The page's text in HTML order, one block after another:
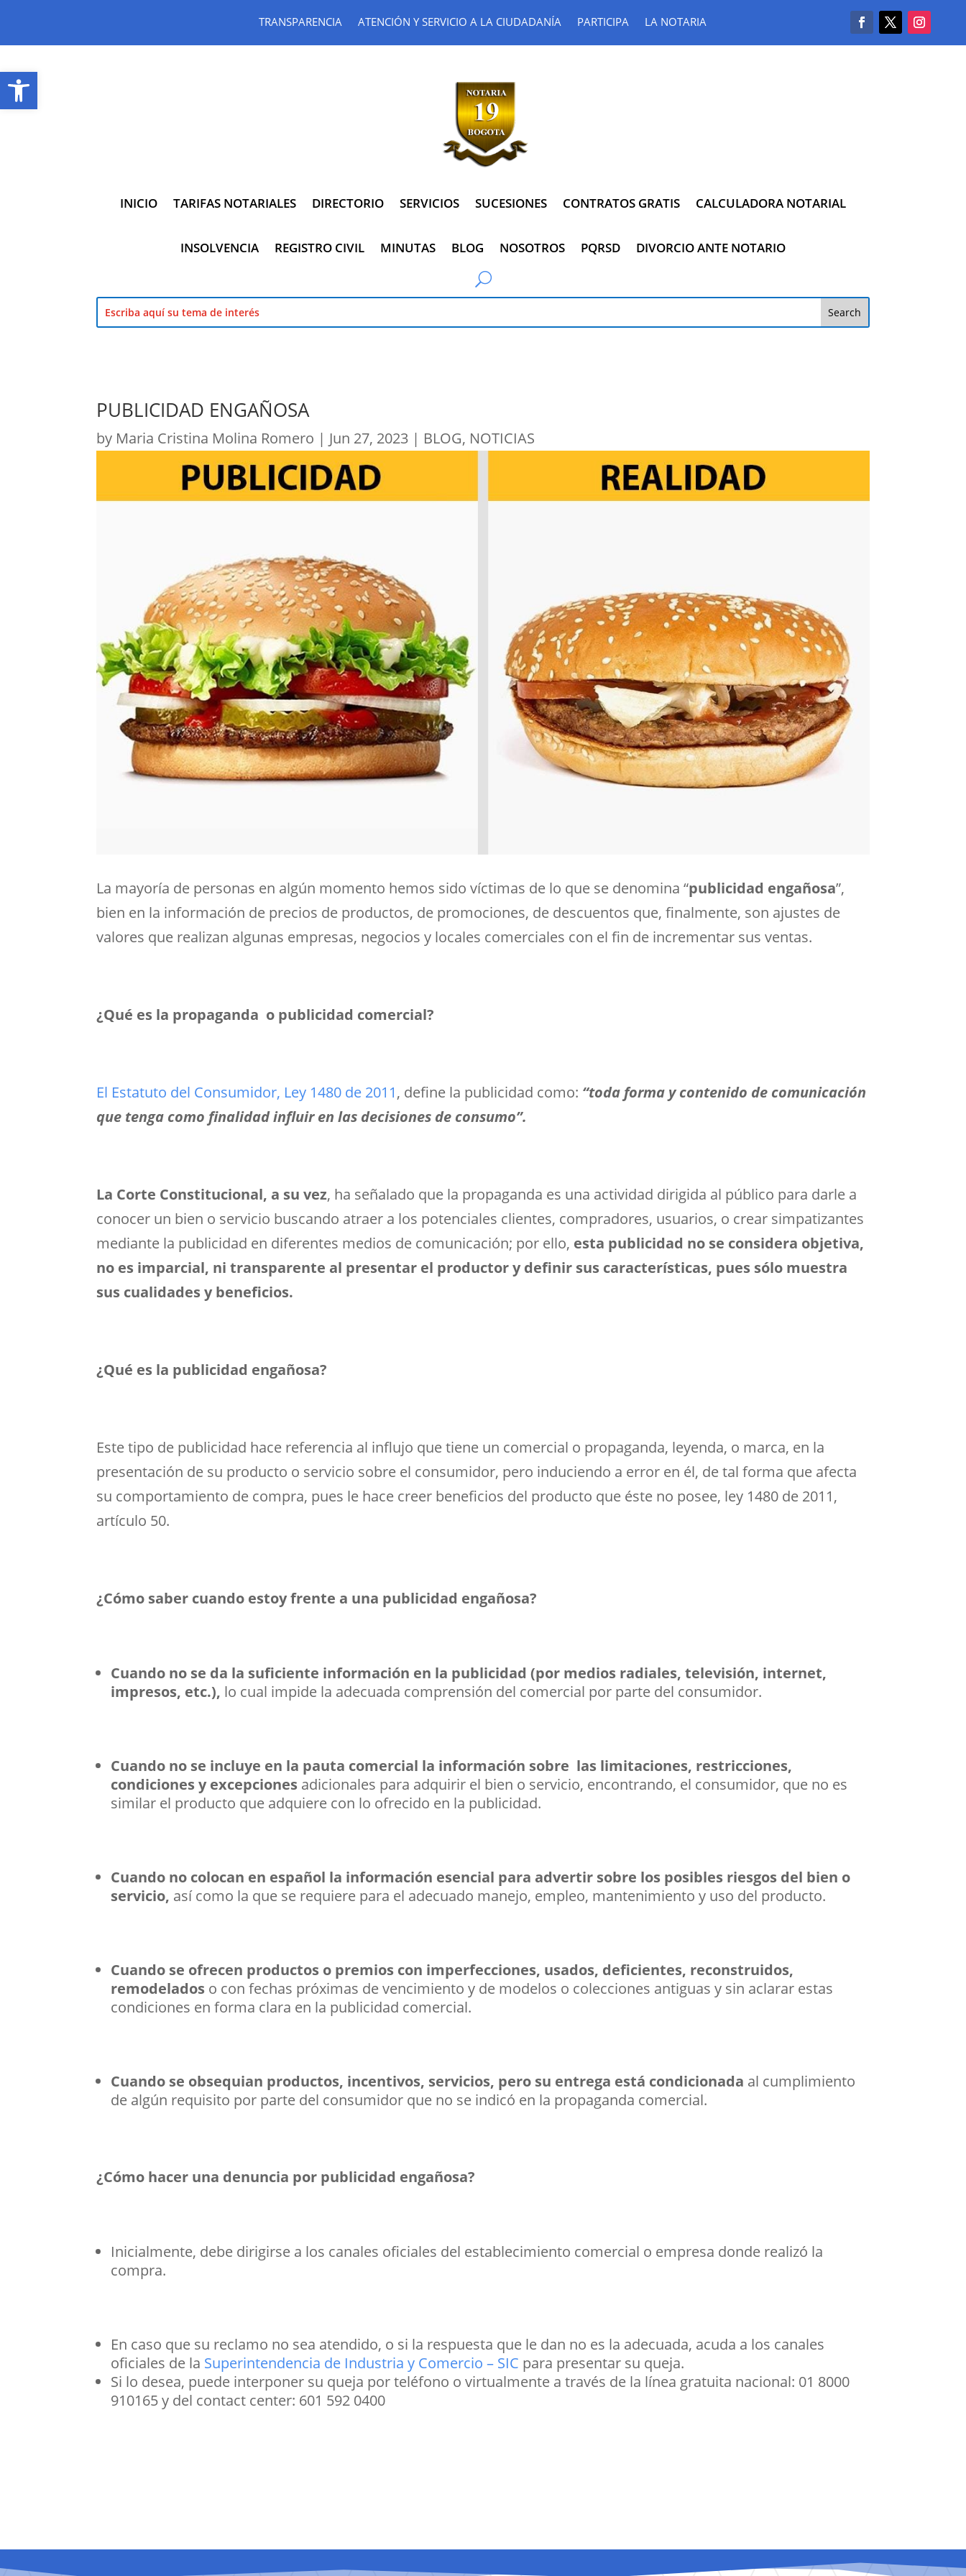
Abrir barra de herramientas
TRANSPARENCIA ATENCIÓN Y SERVICIO A LA CIUDADANÍA PARTICIPA LA NOTARIA
INICIO TARIFAS NOTARIALES DIRECTORIO SERVICIOS SUCESIONES CONTRATOS GRATIS CALCULADORA NOTARIAL
INSOLVENCIA REGISTRO CIVIL MINUTAS BLOG NOSOTROS PQRSD DIVORCIO ANTE NOTARIO
PUBLICIDAD ENGAÑOSA
by Maria Cristina Molina Romero | Jun 27, 2023 | BLOG, NOTICIAS
La mayoría de personas en algún momento hemos sido víctimas de lo que se denomina “publicidad engañosa”,
bien en la información de precios de productos, de promociones, de descuentos que, finalmente, son ajustes de
valores que realizan algunas empresas, negocios y locales comerciales con el fin de incrementar sus ventas.
¿Qué es la propaganda o publicidad comercial?
El Estatuto del Consumidor, Ley 1480 de 2011, define la publicidad como: “toda forma y contenido de comunicación
que tenga como finalidad influir en las decisiones de consumo”.
La Corte Constitucional, a su vez, ha señalado que la propaganda es una actividad dirigida al público para darle a
conocer un bien o servicio buscando atraer a los potenciales clientes, compradores, usuarios, o crear simpatizantes
mediante la publicidad en diferentes medios de comunicación; por ello, esta publicidad no se considera objetiva,
no es imparcial, ni transparente al presentar el productor y definir sus características, pues sólo muestra
sus cualidades y beneficios.
¿Qué es la publicidad engañosa?
Este tipo de publicidad hace referencia al influjo que tiene un comercial o propaganda, leyenda, o marca, en la
presentación de su producto o servicio sobre el consumidor, pero induciendo a error en él, de tal forma que afecta
su comportamiento de compra, pues le hace creer beneficios del producto que éste no posee, ley 1480 de 2011,
artículo 50.
¿Cómo saber cuando estoy frente a una publicidad engañosa?
Cuando no se da la suficiente información en la publicidad (por medios radiales, televisión, internet,
impresos, etc.), lo cual impide la adecuada comprensión del comercial por parte del consumidor.
Cuando no se incluye en la pauta comercial la información sobre las limitaciones, restricciones,
condiciones y excepciones adicionales para adquirir el bien o servicio, encontrando, el consumidor, que no es
similar el producto que adquiere con lo ofrecido en la publicidad.
Cuando no colocan en español la información esencial para advertir sobre los posibles riesgos del bien o
servicio, así como la que se requiere para el adecuado manejo, empleo, mantenimiento y uso del producto.
Cuando se ofrecen productos o premios con imperfecciones, usados, deficientes, reconstruidos,
remodelados o con fechas próximas de vencimiento y de modelos o colecciones antiguas y sin aclarar estas
condiciones en forma clara en la publicidad comercial.
Cuando se obsequian productos, incentivos, servicios, pero su entrega está condicionada al cumplimiento
de algún requisito por parte del consumidor que no se indicó en la propaganda comercial.
¿Cómo hacer una denuncia por publicidad engañosa?
Inicialmente, debe dirigirse a los canales oficiales del establecimiento comercial o empresa donde realizó la
compra.
En caso que su reclamo no sea atendido, o si la respuesta que le dan no es la adecuada, acuda a los canales
oficiales de la Superintendencia de Industria y Comercio – SIC para presentar su queja.
Si lo desea, puede interponer su queja por teléfono o virtualmente a través de la línea gratuita nacional: 01 8000
910165 y del contact center: 601 592 0400